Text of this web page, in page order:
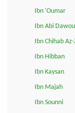
Ibn 'Oumar
Ibn Abi
Ibn Chihab
Ibn Hibban
Ibn Kaysan
Ibn Majah
Ibn Sounni